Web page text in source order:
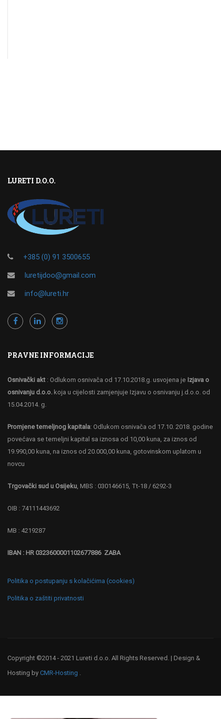
LURETI D.O.O.
+385 (0) 91 3500655
luretijdoo@gmail.com
info@lureti.hr
PRAVNE INFORMACIJE
Osnivački akt : Odlukom osnivača od 17.10.2018.g. usvojena je Izjava o
osnivanju d.o.o. koja u cijelosti zamjenjuje Izjavu o osnivanju j.d.o.o. od
15.04.2014. g.
Promjene temeljnog kapitala: Odlukom osnivača od 17.10. 2018. godine
povećava se temeljni kapital sa iznosa od 10,00 kuna, za iznos od
19.990,00 kuna, na iznos od 20.000,00 kuna, gotovinskom uplatom u
novcu
Trgovački sud u Osijeku, MBS : 030146615, Tt-18 / 6292-3
OIB : 74111443692
MB : 4219287
IBAN : HR 0323600001102677886 ZABA
Politika o postupanju s kolačićima (cookies)
Politika o zaštiti privatnosti
Copyright ©2014 - 2021 Lureti d.o.o. All Rights Reserved. | Design &
Hosting by CMR-Hosting .